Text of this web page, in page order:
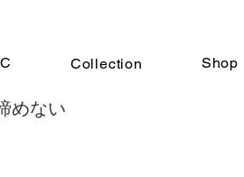
Collection Shop
めない